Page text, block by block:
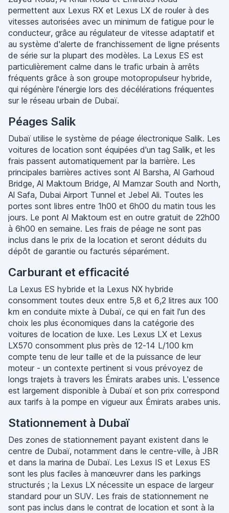
permettent aux Lexus RX et Lexus LX de rouler à des
vitesses autorisées avec un minimum de fatigue pour le
conducteur, grâce au régulateur de vitesse adaptatif et
au système d'alerte de franchissement de ligne présents
de série sur la plupart des modèles. La Lexus ES est
particulièrement calme dans le trafic urbain à arrêts
fréquents grâce à son groupe motopropulseur hybride,
qui régénère l'énergie lors des décélérations fréquentes
sur le réseau urbain de Dubaï.
Péages Salik
Dubaï utilise le système de péage électronique Salik. Les
voitures de location sont équipées d'un tag Salik, et les
frais passent automatiquement par la barrière. Les
principales barrières actives sont Al Barsha, Al Garhoud
Bridge, Al Maktoum Bridge, Al Mamzar South and North,
Al Safa, Dubai Airport Tunnel et Jebel Ali. Toutes les
portes sont libres entre 1h00 et 6h00 du matin tous les
jours. Le pont Al Maktoum est en outre gratuit de 22h00
à 6h00 en semaine. Les frais de péage ne sont pas
inclus dans le prix de la location et seront déduits du
dépôt de garantie ou facturés séparément.
Carburant et efficacité
La Lexus ES hybride et la Lexus NX hybride
consomment toutes deux entre 5,8 et 6,2 litres aux 100
km en conduite mixte à Dubaï, ce qui en fait l'un des
choix les plus économiques dans la catégorie des
voitures de location de luxe. Les Lexus LX et Lexus
LX570 consomment plus près de 12-14 L/100 km
compte tenu de leur taille et de la puissance de leur
moteur - un contexte pertinent si vous prévoyez de
longs trajets à travers les Émirats arabes unis. L'essence
est largement disponible à Dubaï et son prix correspond
aux tarifs à la pompe en vigueur aux Émirats arabes unis.
Stationnement à Dubaï
Des zones de stationnement payant existent dans le
centre de Dubaï, notamment dans le centre-ville, à JBR
et dans la marina de Dubaï. Les Lexus IS et Lexus ES
sont les plus faciles à manœuvrer dans les parkings
structurés ; la Lexus LX nécessite un espace de largeur
standard pour un SUV. Les frais de stationnement ne
sont pas inclus dans le contrat de location et sont à la